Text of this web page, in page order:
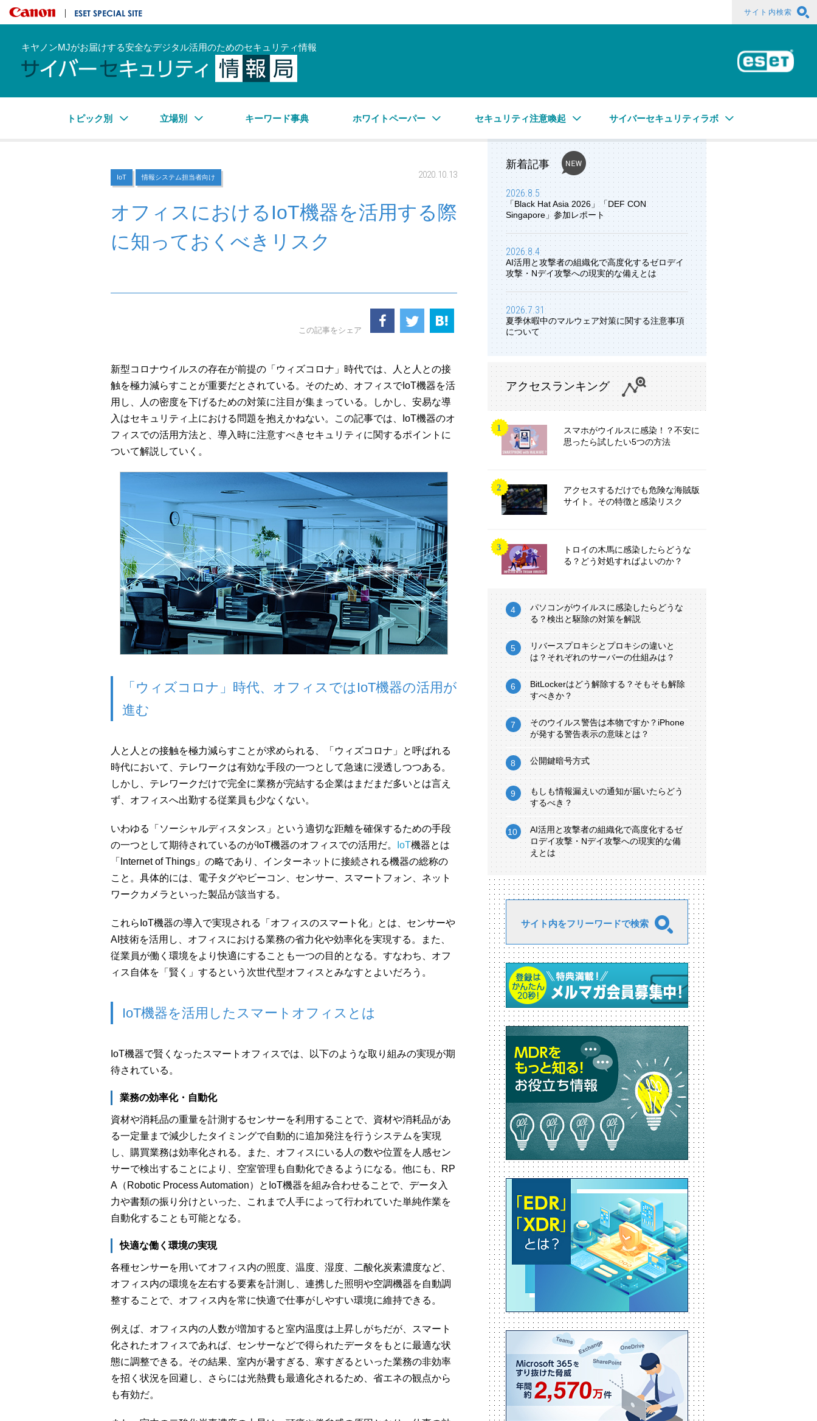
キヤノンマーケティングジャパン株式会社 サイト内検索
キヤノンMJがお届けする安全なデジタル活用のためのセキュリティ情報
トピック別 立場別 キーワード事典 ホワイトペーパー セキュリティ注意喚起 サイバーセキュリティラボ
IoT 情報システム担当者向け 2020.10.13
オフィスにおけるIoT機器を活用する際
に知っておくべきリスク
この記事をシェア
新型コロナウイルスの存在が前提の「ウィズコロナ」時代では、人と人との接
触を極力減らすことが重要だとされている。そのため、オフィスでIoT機器を活
用し、人の密度を下げるための対策に注目が集まっている。しかし、安易な導
入はセキュリティ上における問題を抱えかねない。この記事では、IoT機器のオ
フィスでの活用方法と、導入時に注意すべきセキュリティに関するポイントに
ついて解説していく。
「ウィズコロナ」時代、オフィスではIoT機器の活用が
進む
人と人との接触を極力減らすことが求められる、「ウィズコロナ」と呼ばれる
時代において、テレワークは有効な手段の一つとして急速に浸透しつつある。
しかし、テレワークだけで完全に業務が完結する企業はまだまだ多いとは言え
ず、オフィスへ出勤する従業員も少なくない。
いわゆる「ソーシャルディスタンス」という適切な距離を確保するための手段
の一つとして期待されているのがIoT機器のオフィスでの活用だ。
IoT機器とは
「Internet of Things」の略であり、インターネットに接続される機器の総称の
こと。具体的には、電子タグやビーコン、センサー、スマートフォン、ネット
ワークカメラといった製品が該当する。
これらIoT機器の導入で実現される「オフィスのスマート化」とは、センサーや
AI技術を活用し、オフィスにおける業務の省力化や効率化を実現する。また、
従業員が働く環境をより快適にすることも一つの目的となる。すなわち、オフ
ィス自体を「賢く」するという次世代型オフィスとみなすとよいだろう。
IoT機器を活用したスマートオフィスとは
IoT機器で賢くなったスマートオフィスでは、以下のような取り組みの実現が期
待されている。
業務の効率化・自動化
資材や消耗品の重量を計測するセンサーを利用することで、資材や消耗品があ
る一定量まで減少したタイミングで自動的に追加発注を行うシステムを実現
し、購買業務は効率化される。また、オフィスにいる人の数や位置を人感セン
サーで検出することにより、空室管理も自動化できるようになる。他にも、RP
A（Robotic Process Automation）とIoT機器を組み合わせることで、データ入
力や書類の振り分けといった、これまで人手によって行われていた単純作業を
自動化することも可能となる。
快適な働く環境の実現
各種センサーを用いてオフィス内の照度、温度、湿度、二酸化炭素濃度など、
オフィス内の環境を左右する要素を計測し、連携した照明や空調機器を自動調
整することで、オフィス内を常に快適で仕事がしやすい環境に維持できる。
例えば、オフィス内の人数が増加すると室内温度は上昇しがちだが、スマート
化されたオフィスであれば、センサーなどで得られたデータをもとに最適な状
態に調整できる。その結果、室内が暑すぎる、寒すぎるといった業務の非効率
を招く状況を回避し、さらには光熱費も最適化されるため、省エネの観点から
も有効だ。
新着記事
2026.8.5
「Black Hat Asia 2026」「DEF CON
Singapore」参加レポート
2026.8.4
AI活用と攻撃者の組織化で高度化するゼロデイ
攻撃・Nデイ攻撃への現実的な備えとは
2026.7.31
夏季休暇中のマルウェア対策に関する注意事項
について
アクセスランキング
スマホがウイルスに感染！？不安に
思ったら試したい5つの方法
アクセスするだけでも危険な海賊版
サイト。その特徴と感染リスク
トロイの木馬に感染したらどうな
る？どう対処すればよいのか？
パソコンがウイルスに感染したらどうな
る？検出と駆除の対策を解説
リバースプロキシとプロキシの違いと
は？それぞれのサーバーの仕組みは？
BitLockerはどう解除する？そもそも解除
すべきか？
そのウイルス警告は本物ですか？iPhone
が発する警告表示の意味とは？
公開鍵暗号方式
もしも情報漏えいの通知が届いたらどう
するべき？
AI活用と攻撃者の組織化で高度化するゼ
ロデイ攻撃・Nデイ攻撃への現実的な備
えとは
サイト内をフリーワードで検索